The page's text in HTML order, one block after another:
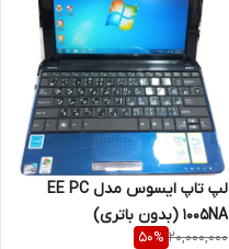
لپ تاپ ایسوس مدل EE PC
1005NA (بدون باتری)
20,000,000
50%